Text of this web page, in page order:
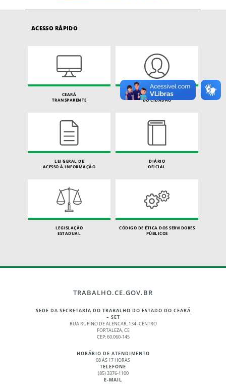
ACESSO RÁPIDO
CEARÁ
TRANSPARENTE
CARTA DE SERVIÇOS
DO CIDADÃO
LEI GERAL DE
ACESSO À INFORMAÇÃO
DIÁRIO
OFICIAL
LEGISLAÇÃO
ESTADUAL
CÓDIGO DE ÉTICA DOS SERVIDORES
PÚBLICOS
TRABALHO.CE.GOV.BR
SEDE DA SECRETARIA DO TRABALHO DO ESTADO DO CEARÁ
– SET
RUA RUFINO DE ALENCAR, 134 -CENTRO
FORTALEZA, CE
CEP: 60.060-145
HORÁRIO DE ATENDIMENTO
08 ÀS 17 HORAS
TELEFONE
(85) 3376-1100
E-MAIL